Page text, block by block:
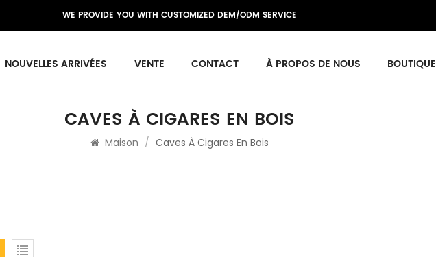
WE PROVIDE YOU WITH CUSTOMIZED DEM/ODM SERVICE
NOUVELLES ARRIVÉES VENTE CONTACT À PROPOS DE NOUS BOUTIQUE
CAVES À CIGARES EN BOIS
Maison / Caves À Cigares En Bois